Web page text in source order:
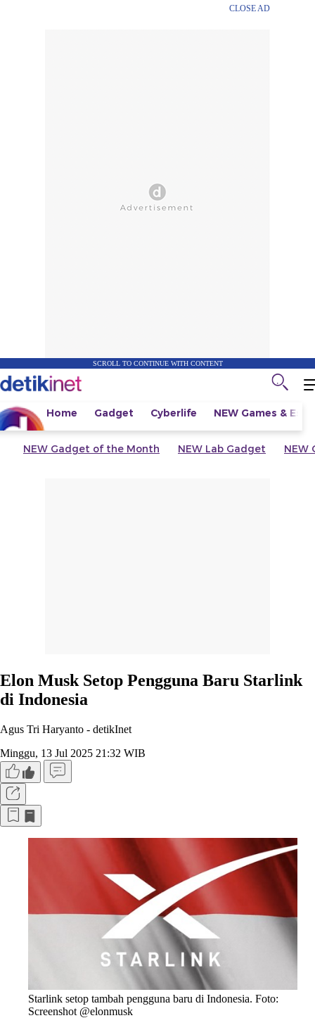
CLOSE AD
SCROLL TO CONTINUE WITH CONTENT
Home Gadget Cyberlife NEW Games &
NEW Gadget of the Month NEW Lab Gadget NEW
Elon Musk Setop Pengguna Baru Starlink
di Indonesia
Agus Tri Haryanto - detikInet
Minggu, 13 Jul 2025 21:32 WIB
Starlink setop tambah pengguna baru di Indonesia. Foto:
Screenshot @elonmusk